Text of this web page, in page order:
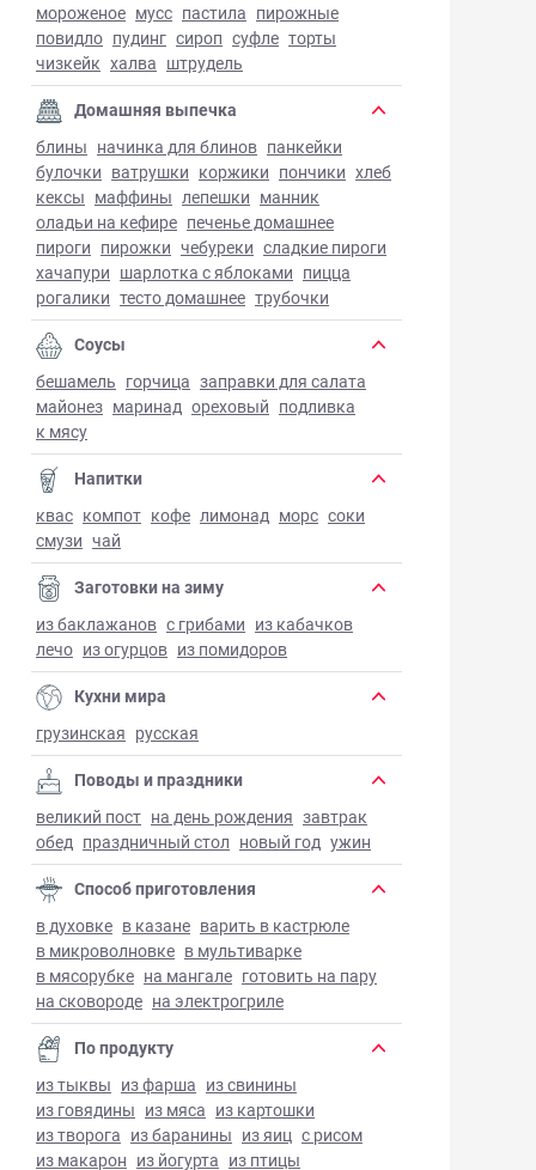
мороженое мусс пастила пирожные
повидло пудинг сироп суфле торты
чизкейк халва штрудель
Домашняя выпечка
блины начинка для блинов панкейки
булочки ватрушки коржики пончики хлеб
кексы маффины лепешки манник
оладьи на кефире печенье домашнее
пироги пирожки чебуреки сладкие пироги
хачапури шарлотка с яблоками пицца
рогалики тесто домашнее трубочки
Соусы
бешамель горчица заправки для салата
майонез маринад ореховый подливка
к мясу
Напитки
квас компот кофе лимонад морс соки
смузи чай
Заготовки на зиму
из баклажанов с грибами из кабачков
лечо из огурцов из помидоров
Кухни мира
грузинская русская
Поводы и праздники
великий пост на день рождения завтрак
обед праздничный стол новый год ужин
Способ приготовления
в духовке в казане варить в кастрюле
в микроволновке в мультиварке
в мясорубке на мангале готовить на пару
на сковороде на электрогриле
По продукту
из тыквы из фарша из свинины
из говядины из мяса из картошки
из творога из баранины из яиц с рисом
из макарон из йогурта из птицы